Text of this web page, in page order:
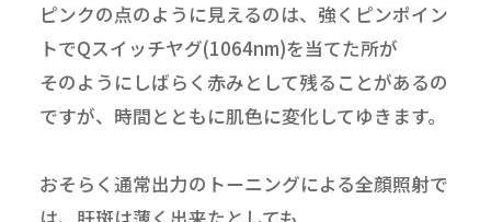
ピンクの点のように見えるのは、強くピンポイン
トでQスイッチヤグ(1064nm)を当てた所が
そのようにしばらく赤みとして残ることがあるの
ですが、時間とともに肌色に変化してゆきます。
おそらく通常出力のトーニングによる全顔照射で